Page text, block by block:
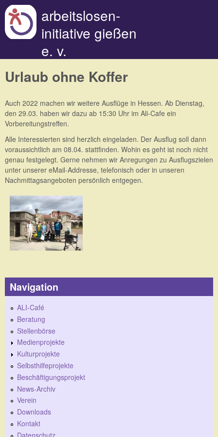
arbeitslosen-
initiative gießen
e. v.
Urlaub ohne Koffer
Auch 2022 machen wir weitere Ausflüge in Hessen. Ab Dienstag,
den 29.03. haben wir dazu ab 15:30 Uhr im Ali-Cafe ein
Vorbereitungstreffen.
Alle Interessierten sind herzlich eingeladen. Der Ausflug soll dann
voraussichtlich am 08.04. stattfinden. Wohin es geht ist noch nicht
genau festgelegt. Gerne nehmen wir Anregungen zu Ausflugszielen
unter unserer eMail-Addresse, telefonisch oder in unseren
Nachmittagsangeboten persönlich entgegen.
Navigation
ALI-Café
Beratung
Stellenbörse
Medienprojekte
Kulturprojekte
Selbsthilfeprojekte
Beschäftigungsprojekt
News-Archiv
Verein
Downloads
Kontakt
Datenschutz